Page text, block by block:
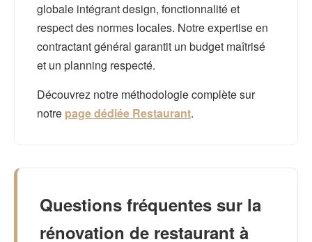
globale intégrant design, fonctionnalité et
respect des normes locales. Notre expertise en
contractant général garantit un budget maîtrisé
et un planning respecté.
Découvrez notre méthodologie complète sur
notre page dédiée Restaurant.
Questions fréquentes sur la
rénovation de restaurant à